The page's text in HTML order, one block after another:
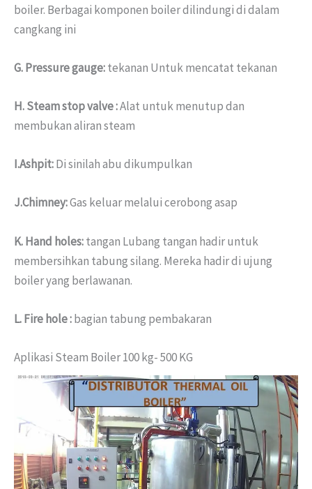
boiler. Berbagai komponen boiler dilindungi di dalam
cangkang ini
G. Pressure gauge:tekanan Untuk mencatat tekanan
H. Steam stop valve :Alat untuk menutup dan
membukan aliran steam
I.Ashpit:Di sinilah abu dikumpulkan
J.Chimney:Gas keluar melalui cerobong asap
K. Hand holes:tangan Lubang tangan hadir untuk
membersihkan tabung silang. Mereka hadir di ujung
boiler yang berlawanan.
L. Fire hole :bagian tabung pembakaran
Aplikasi Steam Boiler 100 kg- 500 KG